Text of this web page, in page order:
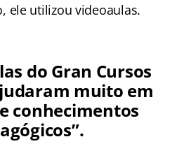
ele utilizou videoaulas.
do Gran Cursos
muito em
conhecimentos